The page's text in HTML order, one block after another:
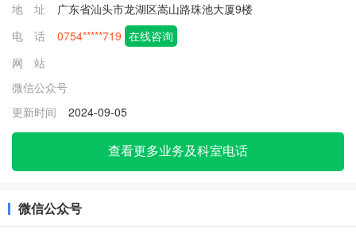
地 址
广东省汕头市龙湖区嵩山路珠池大厦9楼
电 话
0754*****719 在线咨询
网 站
微信公众号
更新时间
2024-09-05
查看更多业务及科室电话
微信公众号